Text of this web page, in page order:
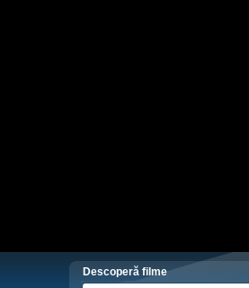
Descoperă filme